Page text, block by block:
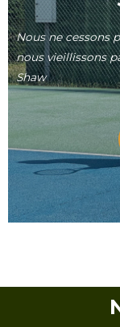
Nous ne cessons
nous vieillissons
Shaw